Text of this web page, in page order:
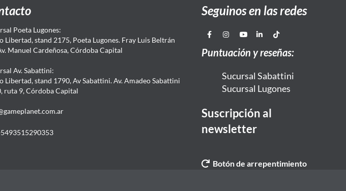
Poeta Lugones:
Libertad, stand 2175, Poeta Lugones. Fray Luis Beltrán
Manuel Cardeñosa, Córdoba Capital
Av. Sabattini:
Libertad, stand 1790, Av Sabattini. Av. Amadeo Sabattini
ruta 9, Córdoba Capital
Seguinos en las redes
Puntuación y reseñas:
Sucursal Sabattini
Sucursal Lugones
Suscripción al
newsletter
Botón de arrepentimiento